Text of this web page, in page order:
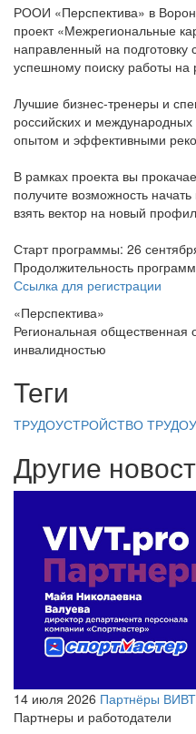
РООИ «Перспектива» в
проект «Межрегиональные
направленный на подготовку
успешному поиску работы на
Лучшие бизнес-тренеры и
российских и
опытом и эффективными
В рамках проекта вы
получите возможность
взять вектор на новый
Старт программы: 26
Продолжительность
Ссылка для регистрации
«Перспектива»
Региональная общественная
инвалидностью
Теги
ТРУДОУСТРОЙСТВО
Другие
14 июля 2026 Партнёры
Партнеры и работодатели